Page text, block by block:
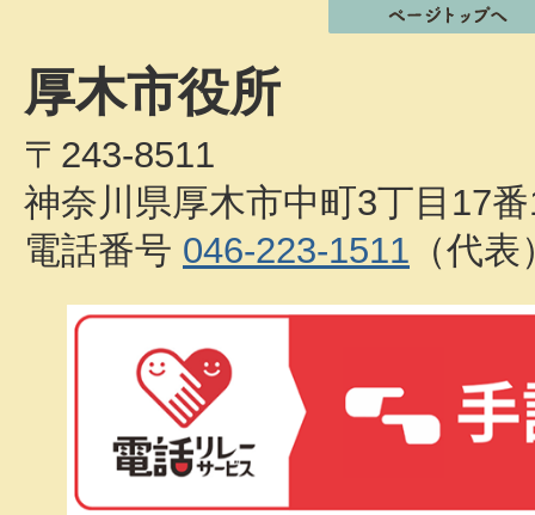
厚木市役所
〒243-8511
神奈川県厚木市中町3丁目17
電話番号 046-223-1511 （代表